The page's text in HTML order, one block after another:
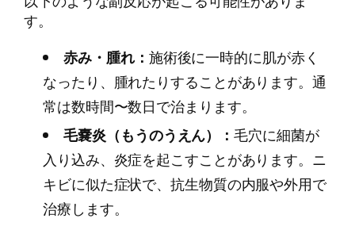
す。
赤み・腫れ： 施術後に一時的に肌が赤く
なったり、腫れたりすることがあります。通
常は数時間〜数日で治まります。
毛嚢炎（もうのうえん）：毛穴に細菌が
入り込み、炎症を起こすことがあります。ニ
キビに似た症状で、抗生物質の内服や外用で
治療します。